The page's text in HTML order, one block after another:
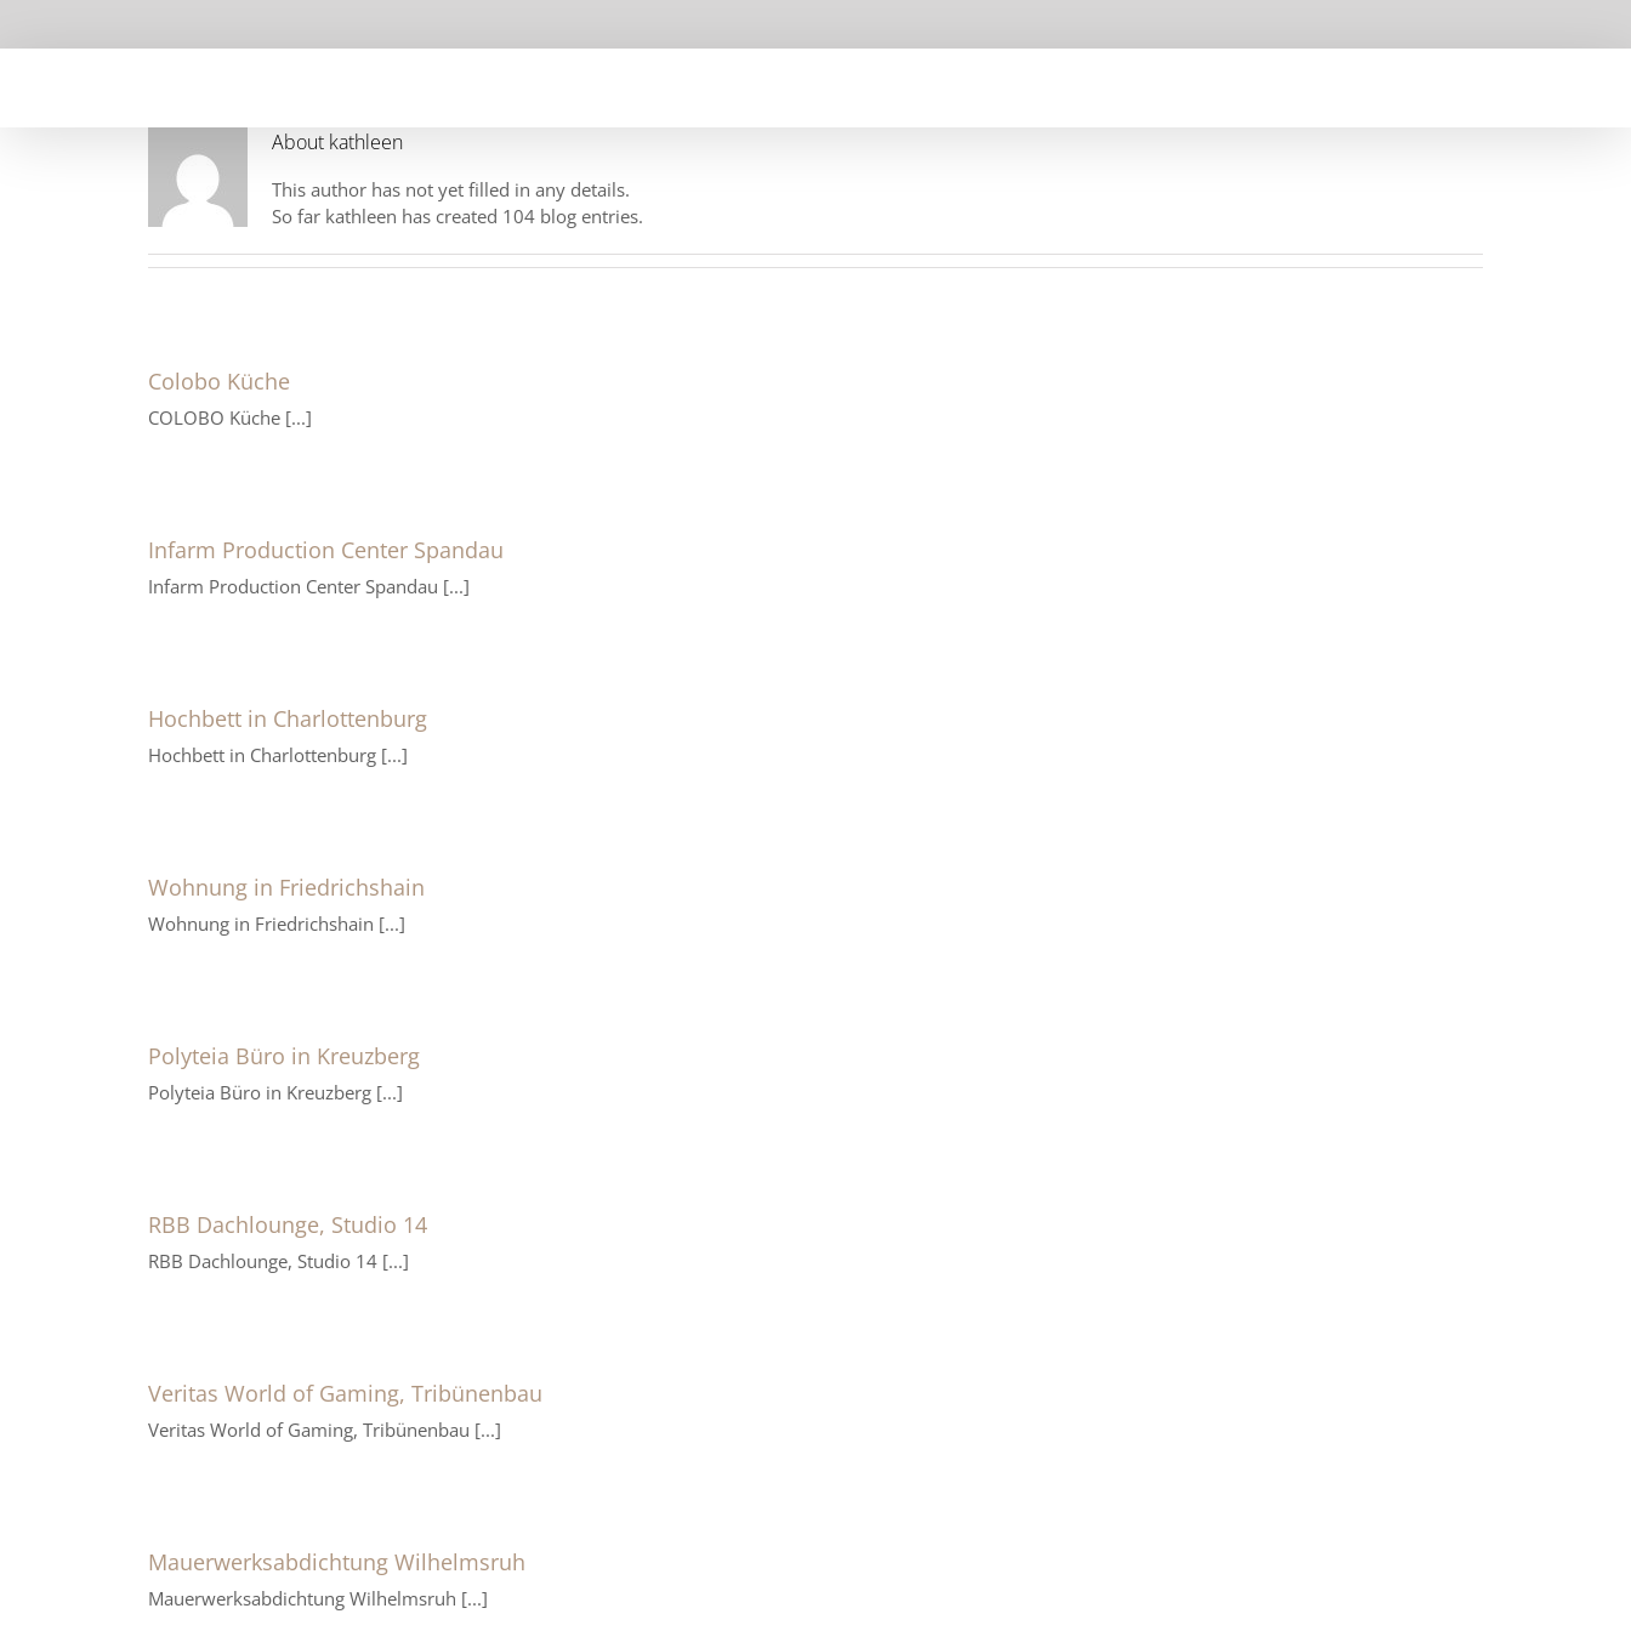
About kathleen
This author has not yet filled in any details.
So far kathleen has created 104 blog entries.
Colobo Küche
COLOBO Küche [...]
Infarm Production Center Spandau
Infarm Production Center Spandau [...]
Hochbett in Charlottenburg
Hochbett in Charlottenburg [...]
Wohnung in Friedrichshain
Wohnung in Friedrichshain [...]
Polyteia Büro in Kreuzberg
Polyteia Büro in Kreuzberg [...]
RBB Dachlounge, Studio 14
RBB Dachlounge, Studio 14 [...]
Veritas World of Gaming, Tribünenbau
Veritas World of Gaming, Tribünenbau [...]
Mauerwerksabdichtung Wilhelmsruh
Mauerwerksabdichtung Wilhelmsruh [...]